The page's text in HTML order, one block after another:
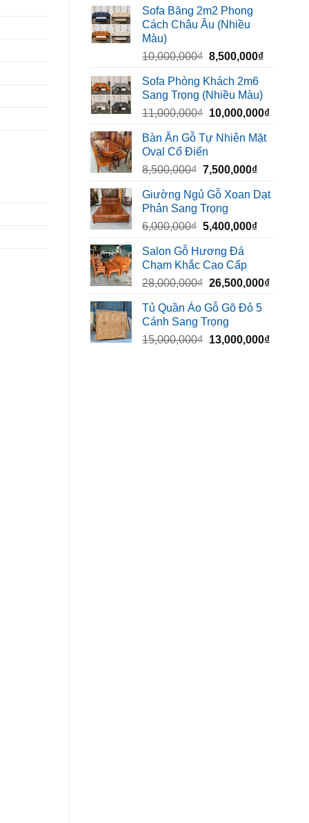
là:
14,500,000₫.
Sofa Băng 2m2 Phong
Cách Châu Âu (Nhiều
Màu)
10,000,000₫ Giá
là:
10,000,000₫.
8,500,000₫Giá
là:
Sofa Phòng Khách 2m6
Sang Trọng (Nhiều Màu)
11,000,000₫ Giá
là:
10,000,000₫Giá
Bàn Ăn Gỗ Tự Nhiên Mặt
Oval Cổ Điển
8,500,000₫ Giá
là:
8,500,000₫.
7,500,000₫Giá
tại
Giường Ngủ Gỗ Xoan Dạt
Phản Sang Trọng
6,000,000₫ Giá
là:
6,000,000₫.
5,400,000₫Giá
Salon Gỗ Hương Đá
Chạm Khắc Cao Cấp
28,000,000₫ Giá
là:
28,000,000₫.
26,500,000₫Giá
Tủ Quần Áo Gỗ Gõ Đỏ 5
Cánh Sang Trọng
15,000,000₫ Giá
13,000,000₫Giá